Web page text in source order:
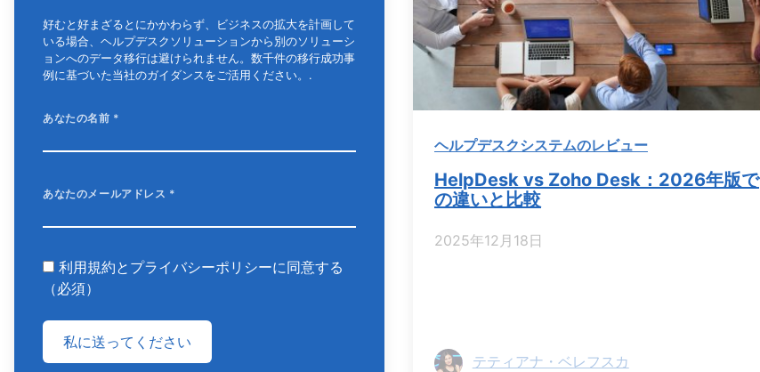
好むと好まざるとにかかわらず、ビジネスの拡大を計画して
いる場合、ヘルプデスクソリューションから別のソリューシ
ョンへのデータ移行は避けられません。数千件の移行成功事
例に基づいた当社のガイダンスをご活用ください。.
あなたの名前 *
あなたのメールアドレス *
利用規約とプライバシーポリシーに同意する
（必須）
ヘルプデスクシステムのレビュー
HelpDesk vs Zoho Desk：2026年版で
の違いと比較
2025年12月18日
テティアナ・ベレフスカ